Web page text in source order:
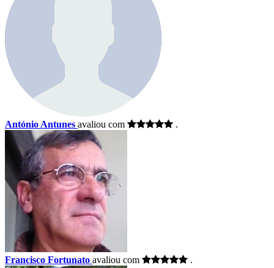
António Antunes avaliou com .
Francisco Fortunato avaliou com .